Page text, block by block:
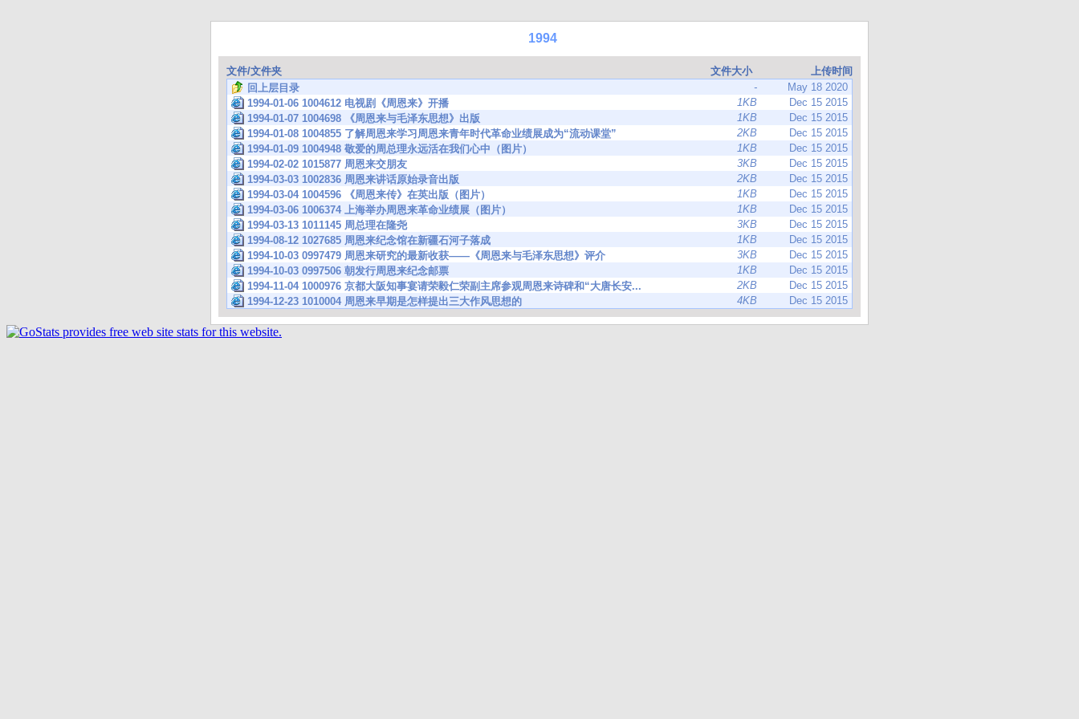
1994
文件/文件夹 文件大小
上传时间
回上层目录
-
May 18 2020
1994-01-06 1004612 电视剧《周恩来》开播
1KB
Dec 15 2015
1994-01-07 1004698 《周恩来与毛泽东思想》出版
1KB
Dec 15 2015
1994-01-08 1004855 了解周恩来学习周恩来青年时代革命业绩展成为“流动课堂”
2KB
Dec 15 2015
1994-01-09 1004948 敬爱的周总理永远活在我们心中（图片）
1KB
Dec 15 2015
1994-02-02 1015877 周恩来交朋友
3KB
Dec 15 2015
1994-03-03 1002836 周恩来讲话原始录音出版
2KB
Dec 15 2015
1994-03-04 1004596 《周恩来传》在英出版（图片）
1KB
Dec 15 2015
1994-03-06 1006374 上海举办周恩来革命业绩展（图片）
1KB
Dec 15 2015
1994-03-13 1011145 周总理在隆尧
3KB
Dec 15 2015
1994-08-12 1027685 周恩来纪念馆在新疆石河子落成
1KB
Dec 15 2015
1994-10-03 0997479 周恩来研究的最新收获——《周恩来与毛泽东思想》评介
3KB
Dec 15 2015
1994-10-03 0997506 朝发行周恩来纪念邮票
1KB
Dec 15 2015
1994-11-04 1000976 京都大阪知事宴请荣毅仁荣副主席参观周恩来诗碑和“大唐长安...
2KB
Dec 15 2015
1994-12-23 1010004 周恩来早期是怎样提出三大作风思想的
4KB Dec 15 2015